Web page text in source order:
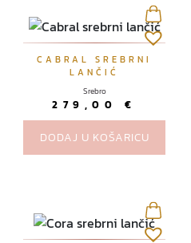
CABRAL SREBRNI
LANČIĆ
Srebro
279,00€
DODAJ U KOŠARICU